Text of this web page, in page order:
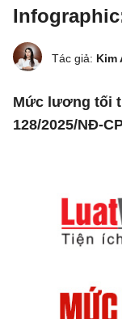
Tác giả: Kim
Mức lương tối
128/2025/NĐ-